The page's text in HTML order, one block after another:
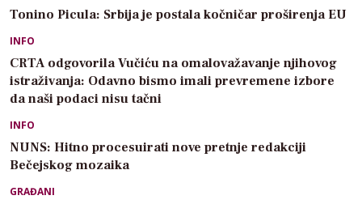
Tonino Picula: Srbija je postala kočničar proširenja EU
INFO
CRTA odgovorila Vučiću na omalovažavanje njihovog
istraživanja: Odavno bismo imali prevremene izbore
da naši podaci nisu tačni
INFO
NUNS: Hitno procesuirati nove pretnje redakciji
Bečejskog mozaika
GRAĐANI